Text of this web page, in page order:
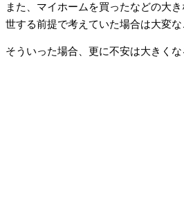
また、マイホームを買ったなどの大
世する前提で考えていた場合は大変な
そういった場合、更に不安は大きくな